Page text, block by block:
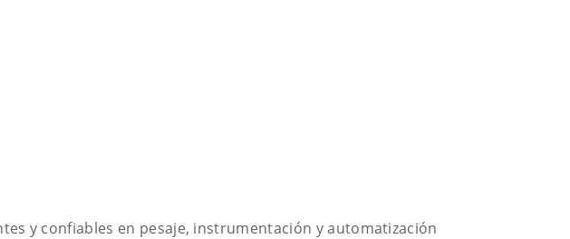
y confiables en pesaje, instrumentación y automatización